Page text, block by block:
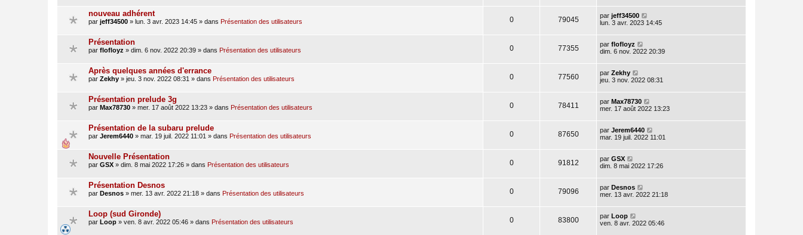
nouveau adhérent
par jeff34500 » lun. 3 avr. 2023 14:45 » dans Présentation des utilisateurs 0 79045 par jeff34500
lun. 3 avr. 2023 14:45
Présentation
par flofloyz » dim. 6 nov. 2022 20:39 » dans Présentation des utilisateurs 0 77355 par flofloyz
dim. 6 nov. 2022 20:39
Après quelques années d'errance
par Zekhy » jeu. 3 nov. 2022 08:31 » dans Présentation des utilisateurs 0 77560 par Zekhy
jeu. 3 nov. 2022 08:31
Présentation prelude 3g
par Max78730 » mer. 17 août 2022 13:23 » dans Présentation des utilisateurs 0 78411 par Max78730
mer. 17 août 2022 13:23
Présentation de la subaru prelude
par Jerem6440 » mar. 19 juil. 2022 11:01 » dans Présentation des utilisateurs 0 87650 par Jerem6440
mar. 19 juil. 2022 11:01
Nouvelle Présentation
par GSX » dim. 8 mai 2022 17:26 » dans Présentation des utilisateurs 0 91812 par GSX
dim. 8 mai 2022 17:26
Présentation Desnos
par Desnos » mer. 13 avr. 2022 21:18 » dans Présentation des utilisateurs 0 79096 par Desnos
mer. 13 avr. 2022 21:18
Loop (sud Gironde)
par Loop » ven. 8 avr. 2022 05:46 » dans Présentation des utilisateurs 0 83800 par Loop
ven. 8 avr. 2022 05:46